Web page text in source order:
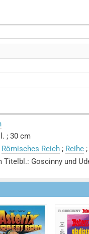
; 30 cm
Römisches Reich; Reihe;
Titelbl.: Goscinny und